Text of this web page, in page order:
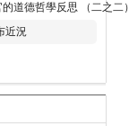
道德哲學反思 （二之二）
近況